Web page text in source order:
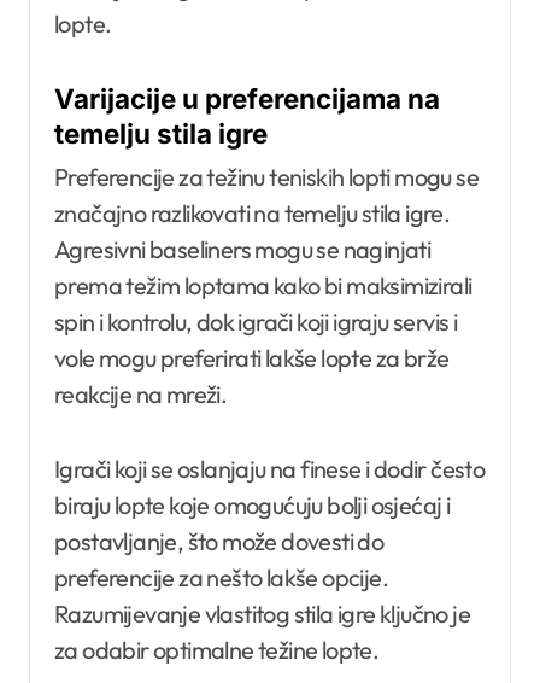
lopte.
Varijacije u preferencijama na
temelju stila igre
Preferencije za težinu teniskih lopti mogu se
značajno razlikovati na temelju stila igre.
Agresivni baseliners mogu se naginjati
prema težim loptama kako bi maksimizirali
spin i kontrolu, dok igrači koji igraju servis i
vole mogu preferirati lakše lopte za brže
reakcije na mreži.
Igrači koji se oslanjaju na finese i dodir često
biraju lopte koje omogućuju bolji osjećaj i
postavljanje, što može dovesti do
preferencije za nešto lakše opcije.
Razumijevanje vlastitog stila igre ključno je
za odabir optimalne težine lopte.